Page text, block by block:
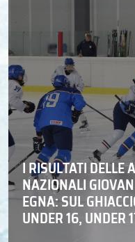
I RISULTATI DELLE
NAZIONALI
EGNA: SUL
UNDER 16, UNDER